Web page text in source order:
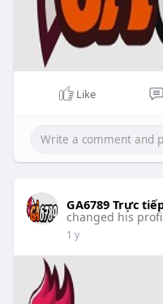
Like
GA6789 Trực
changed his
1 y